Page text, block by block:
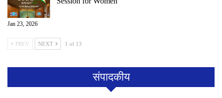
Jan 23, 2026
PREV NEXT 1 of 13
संपादकीय